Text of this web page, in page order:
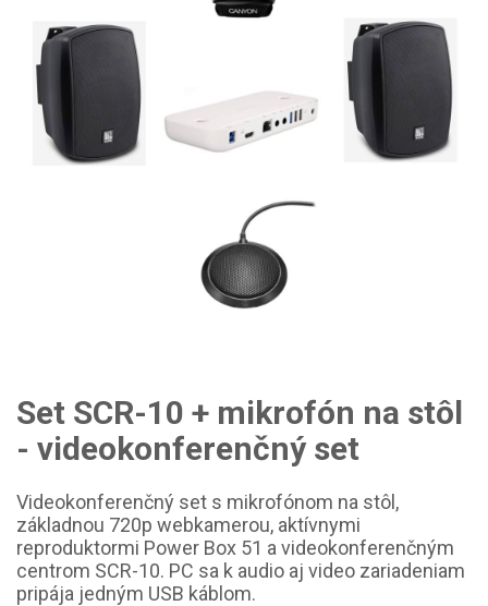
Set SCR-10 + mikrofón na stôl
- videokonferenčný set
Videokonferenčný set s mikrofónom na stôl,
základnou 720p webkamerou, aktívnymi
reproduktormi Power Box 51 a videokonferenčným
centrom SCR-10. PC sa k audio aj video zariadeniam
pripája jedným USB káblom.